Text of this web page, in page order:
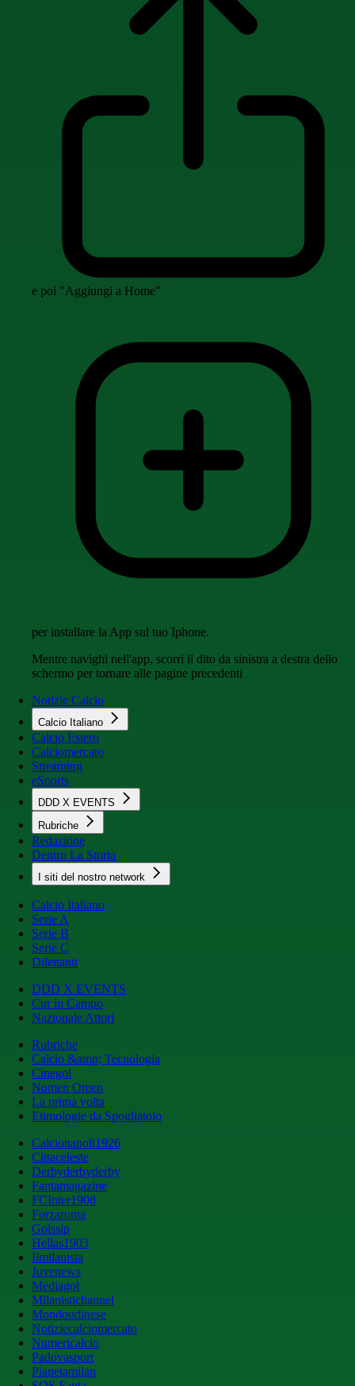
e poi "Aggiungi a Home"
per installare la App sul tuo Iphone.
Mentre navighi nell'app, scorri il dito da sinistra a destra dello
schermo per tornare alle pagine precedenti
Notizie Calcio
Calcio Italiano
Calcio Estero
Calciomercato
Streaming
eSports
DDD X EVENTS
Rubriche
Redazione
Dentro La Storia
I siti del nostro network
Calcio Italiano
Serie A
Serie B
Serie C
Dilettanti
DDD X EVENTS
Cur in Campo
Nazionale Attori
Rubriche
Calcio &amp; Tecnologia
Cinegol
Nomen Omen
La prima volta
Etimologie da Spogliatoio
Calcionapoli1926
Cittaceleste
Derbyderbyderby
Fantamagazine
FCInter1908
Forzaroma
Golssip
Hellas1903
Ilmilanista
Juvenews
Mediagol
Milanistichannel
Mondoudinese
Notiziecalciomercato
Numericalcio
Padovasport
Pianetamilan